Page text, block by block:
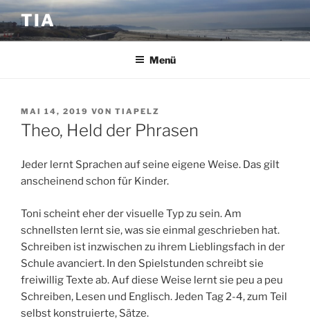
Zum
Inhalt
springen
TIA
Menü
VERÖFFENTLICHT
AM
MAI 14, 2019 VON TIAPELZ
Theo, Held der Phrasen
Jeder lernt Sprachen auf seine eigene Weise. Das gilt
anscheinend schon für Kinder.
Toni scheint eher der visuelle Typ zu sein. Am
schnellsten lernt sie, was sie einmal geschrieben hat.
Schreiben ist inzwischen zu ihrem Lieblingsfach in der
Schule avanciert. In den Spielstunden schreibt sie
freiwillig Texte ab. Auf diese Weise lernt sie peu a peu
Schreiben, Lesen und Englisch. Jeden Tag 2-4, zum Teil
selbst konstruierte, Sätze.